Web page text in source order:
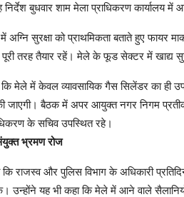
बुधवार शाम मेला प्राधिकरण कार्यालय में
सुरक्षा को प्राथमिकता बताते हुए फायर
पूरी तरह तैयार रहें। मेले के फूड सेक्टर में खाद्य
कि मेले में केवल व्यावसायिक गैस सिलेंडर का ही
जाएगी। बैठक में अपर आयुक्त नगर निगम प्रतीक
के सचिव उपस्थित रहे।
भ्रमण रोज
राजस्व और पुलिस विभाग के अधिकारी
उन्होंने यह भी कहा कि मेले में आने वाले सैलानियों